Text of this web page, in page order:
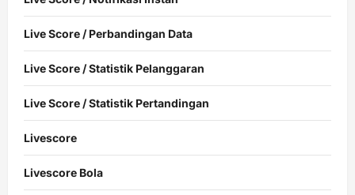
Live Score / Perbandingan Data
Live Score / Statistik Pelanggaran
Live Score / Statistik Pertandingan
Livescore
Livescore Bola